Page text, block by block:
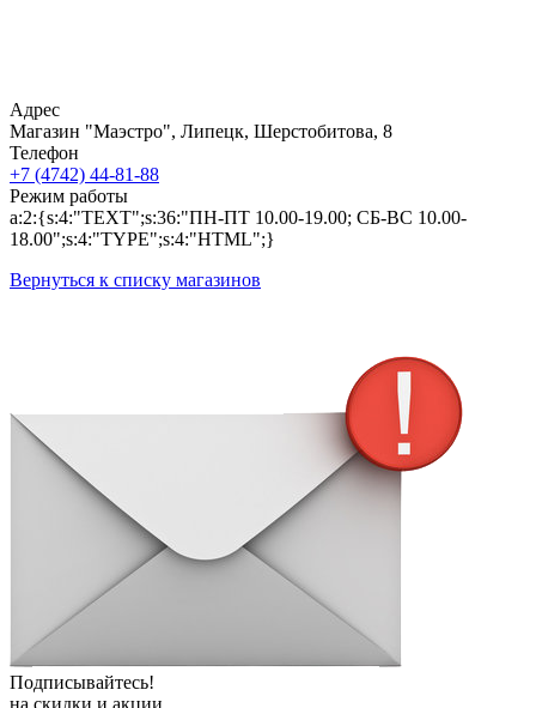
Адрес
Магазин "Маэстро", Липецк, Шерстобитова, 8
Телефон
+7 (4742) 44-81-88
Режим работы
a:2:{s:4:"TEXT";s:36:"ПН-ПТ 10.00-19.00; СБ-ВС 10.00-
18.00";s:4:"TYPE";s:4:"HTML";}
Вернуться к списку магазинов
Подписывайтесь!
на скидки и акции